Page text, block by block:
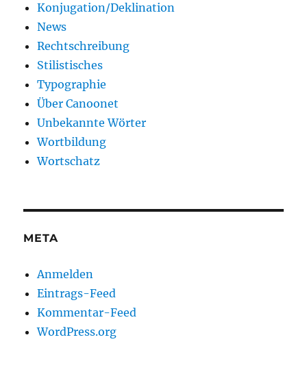
Konjugation/Deklination
News
Rechtschreibung
Stilistisches
Typographie
Über Canoonet
Unbekannte Wörter
Wortbildung
Wortschatz
META
Anmelden
Eintrags-Feed
Kommentar-Feed
WordPress.org